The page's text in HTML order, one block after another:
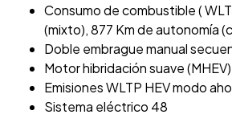
Consumo de combustible (
(mixto), 877 Km de autonomía
Doble embrague manual
Motor hibridación suave (MHEV)
Emisiones WLTP HEV modo
Sistema eléctrico 48